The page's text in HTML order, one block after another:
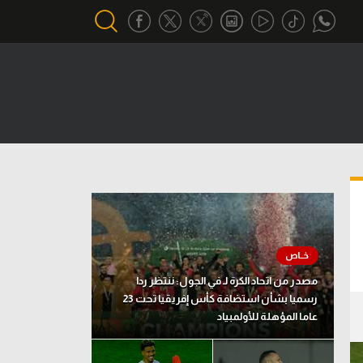
تحقيق في الجول
تقرير في الجول
تحليل في الجول
حكايات في الجول
كويز في الجول
فيديو في الجول
مصدر من اتحاد الكرة لـ في الجول: ننتظر ردا
رسميا بشأن استضافة كأس إفريقيا تحت 23
عاما المؤهلة للأولمبياد